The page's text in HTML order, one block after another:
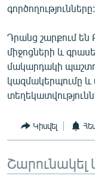
գործողությունները:
Դրանց շարքում
միջոցների և
մակարդակի
կազմակերպումը և
Կիսվել
Շարունակել